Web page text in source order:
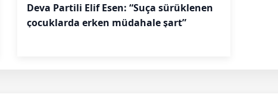
Deva Partili Elif Esen: “Suça sürüklenen
çocuklarda erken müdahale şart”